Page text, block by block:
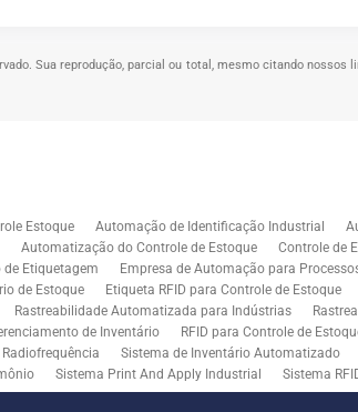
Sua reprodução, parcial ou total, mesmo citando
Estoque Automação de Identificação Industrial
Automatização do Controle de Estoque
Controle de
de Etiquetagem Empresa de Automação para
de Estoque Etiqueta RFID para Controle de Estoque
Rastreabilidade Automatizada para Indústrias
de Inventário RFID para Controle de
Sistema de Inventário Automatizado
Sistema Print And Apply Industrial Sistema
Soluções de Impressão e Aplicação de Etiquetas